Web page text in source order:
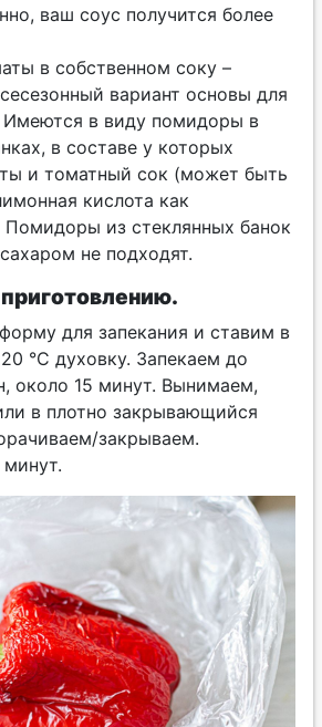
ваш соус получится более
в собственном соку –
вариант основы для
Имеются в виду помидоры в
в составе у которых
и томатный сок (может быть
кислота как
Помидоры из стеклянных банок
не подходят.
для запекания и ставим в
°C духовку. Запекаем до
около 15 минут. Вынимаем,
в плотно закрывающийся
закрываем.